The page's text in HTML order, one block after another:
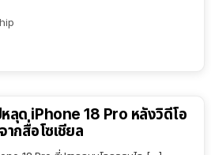
ลุด iPhone 18 Pro หลังวิดีโอ
กสื่อโซเชียล